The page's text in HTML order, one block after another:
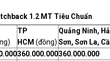
1.2 MT Tiêu Chuẩn
TP
HCM (đồng)
Quảng Ninh,
Sơn, Sơn La,
360.000.000360.000.000